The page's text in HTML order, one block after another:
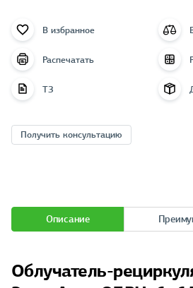
В избранное
Распечатать
ТЗ
Получить консультацию
Описание
Облучатель-